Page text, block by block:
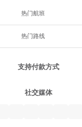
热门航班
热门路线
支持付款方式
社交媒体